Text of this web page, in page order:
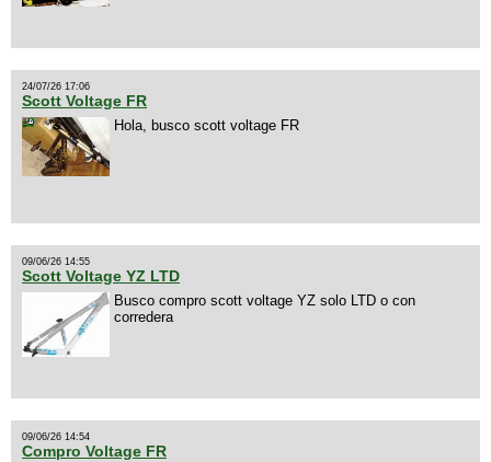
24/07/26 17:06
Scott Voltage FR
Hola, busco scott voltage FR
09/06/26 14:55
Scott Voltage YZ LTD
Busco compro scott voltage YZ solo LTD o con
corredera
09/06/26 14:54
Compro Voltage FR